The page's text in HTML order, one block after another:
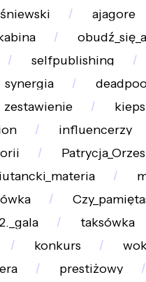
ajagore
selfpublishing
synergia
zestawienie
influencerzy
taksówka
konkurs
prestiżowy